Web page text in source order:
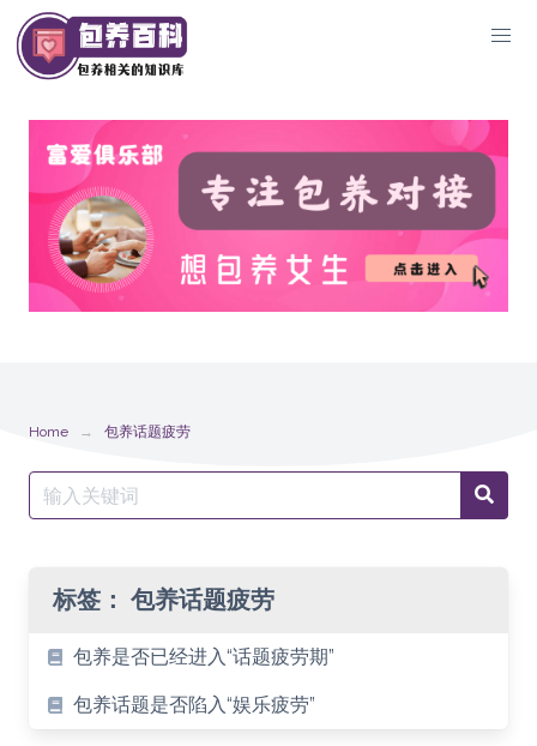
Skip
to
content
Home 包养话题疲劳
Search
for:
标签： 包养话题疲劳
包养是否已经进入“话题疲劳期”
包养话题是否陷入“娱乐疲劳”